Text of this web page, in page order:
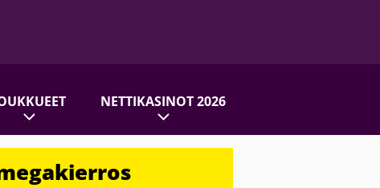
NETTIKASINOT 2026